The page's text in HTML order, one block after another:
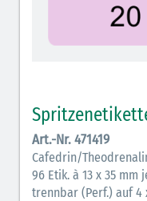
Lokalanästhetika
schraffiert)
Anticholinergika
Cholinergika
Art.-Nr. 471419
Cafedrin/
96 Etik. à 13 x 35 mm
trennbar (Perf.) auf 4